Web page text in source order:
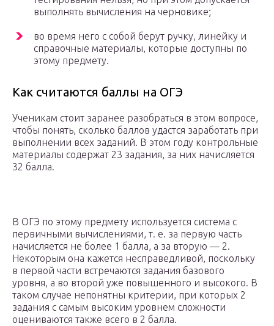
выполнять вычисления на черновике;
во время него с собой берут ручку, линейку и
справочные материалы, которые доступны по
этому предмету.
Как считаются баллы на ОГЭ
Ученикам стоит заранее разобраться в этом вопросе,
чтобы понять, сколько баллов удастся заработать при
выполнении всех заданий. В этом году контрольные
материалы содержат 23 задания, за них начисляется
32 балла.
В ОГЭ по этому предмету используется система с
первичными вычислениями, т. е. за первую часть
начисляется не более 1 балла, а за вторую — 2.
Некоторым она кажется несправедливой, поскольку
в первой части встречаются задания базового
уровня, а во второй уже повышенного и высокого. В
таком случае непонятны критерии, при которых 2
задания с самым высоким уровнем сложности
оцениваются также всего в 2 балла.